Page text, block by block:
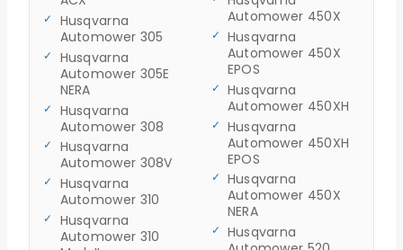
Husqvarna
Automower 305
Husqvarna
Automower 305E
NERA
Husqvarna
Automower 308
Husqvarna
Automower 308V
Husqvarna
Automower 310
Husqvarna
Automower 310
Automower 450X
Husqvarna
Automower 450X
EPOS
Husqvarna
Automower 450XH
Husqvarna
Automower 450XH
EPOS
Husqvarna
Automower 450X
NERA
Husqvarna